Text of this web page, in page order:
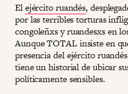
Elejército ruandés,
por las terribles torturas
congoleñxs y ruandesxs en
Aunque TOTAL insiste en
presencia del ejército
tiene un historial de ubicar
políticamente sensibles.